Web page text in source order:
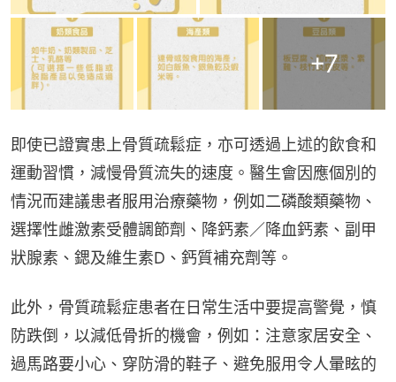
+7
即使已證實患上骨質疏鬆症，亦可透過上述的飲食和
運動習慣，減慢骨質流失的速度。醫生會因應個別的
情況而建議患者服用治療藥物，例如二磷酸類藥物、
選擇性雌激素受體調節劑、降鈣素／降血鈣素、副甲
狀腺素、鍶及維生素D、鈣質補充劑等。
此外，骨質疏鬆症患者在日常生活中要提高警覺，慎
防跌倒，以減低骨折的機會，例如：注意家居安全、
過馬路要小心、穿防滑的鞋子、避免服用令人暈眩的